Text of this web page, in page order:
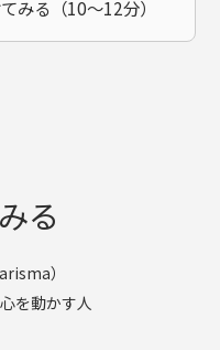
みる（10〜12分）
る
）
を動かす人